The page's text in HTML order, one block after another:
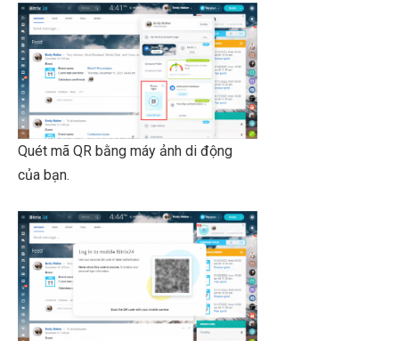
Quét mã QR bằng máy ảnh di động
của bạn.